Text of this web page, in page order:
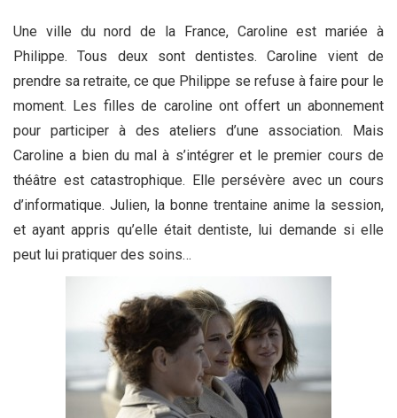
Une ville du nord de la France, Caroline est mariée à
Philippe. Tous deux sont dentistes. Caroline vient de
prendre sa retraite, ce que Philippe se refuse à faire pour le
moment. Les filles de caroline ont offert un abonnement
pour participer à des ateliers d’une association. Mais
Caroline a bien du mal à s’intégrer et le premier cours de
théâtre est catastrophique. Elle persévère avec un cours
d’informatique. Julien, la bonne trentaine anime la session,
et ayant appris qu’elle était dentiste, lui demande si elle
peut lui pratiquer des soins…